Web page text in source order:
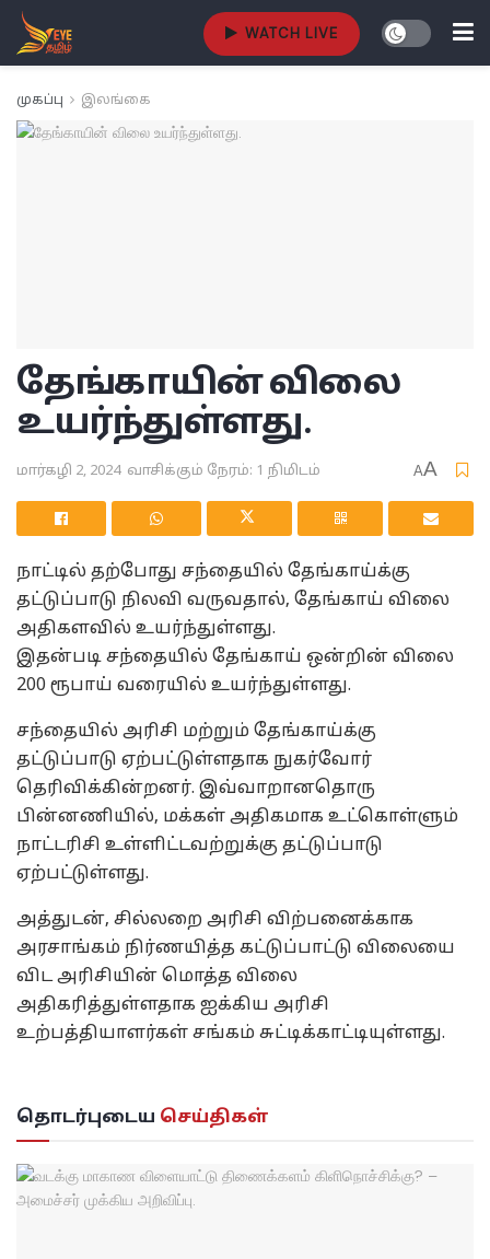
WATCH LIVE
முகப்பு இலங்கை
தேங்காயின் விலை
உயர்ந்துள்ளது.
மார்கழி 2, 2024 வாசிக்கும் நேரம்: 1 நிமிடம் AA
நாட்டில் தற்போது சந்தையில் தேங்காய்க்கு
தட்டுப்பாடு நிலவி வருவதால், தேங்காய் விலை
அதிகளவில் உயர்ந்துள்ளது.
இதன்படி சந்தையில் தேங்காய் ஒன்றின் விலை
200 ரூபாய் வரையில் உயர்ந்துள்ளது.
சந்தையில் அரிசி மற்றும் தேங்காய்க்கு
தட்டுப்பாடு ஏற்பட்டுள்ளதாக நுகர்வோர்
தெரிவிக்கின்றனர். இவ்வாறானதொரு
பின்னணியில், மக்கள் அதிகமாக உட்கொள்ளும்
நாட்டரிசி உள்ளிட்டவற்றுக்கு தட்டுப்பாடு
ஏற்பட்டுள்ளது.
அத்துடன், சில்லறை அரிசி விற்பனைக்காக
அரசாங்கம் நிர்ணயித்த கட்டுப்பாட்டு விலையை
விட அரிசியின் மொத்த விலை
அதிகரித்துள்ளதாக ஐக்கிய அரிசி
உற்பத்தியாளர்கள் சங்கம் சுட்டிக்காட்டியுள்ளது.
தொடர்புடைய செய்திகள்